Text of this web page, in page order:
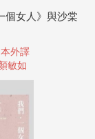
個女人》與沙棠
外譯
敏如